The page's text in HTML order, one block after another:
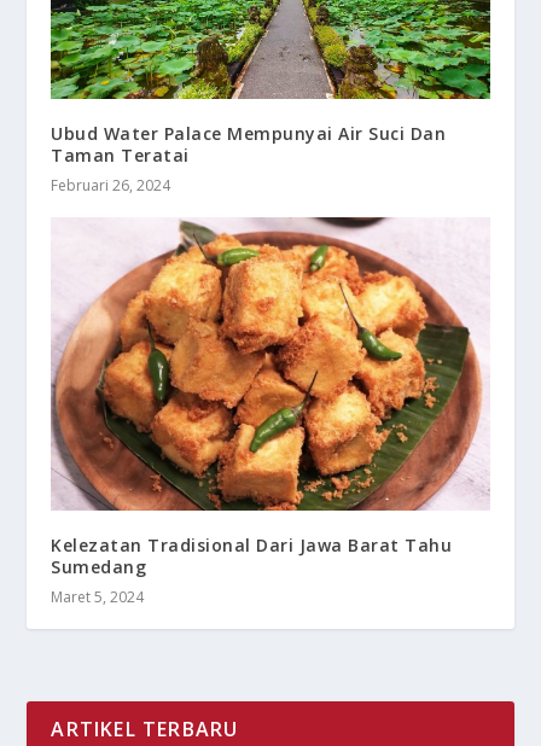
Ubud Water Palace Mempunyai Air Suci Dan
Taman Teratai
Februari 26, 2024
Kelezatan Tradisional Dari Jawa Barat Tahu
Sumedang
Maret 5, 2024
ARTIKEL TERBARU